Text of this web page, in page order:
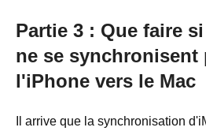
Partie 3 : Que faire
ne se synchronisent
l'iPhone vers le Mac
Il arrive que la synchronisation